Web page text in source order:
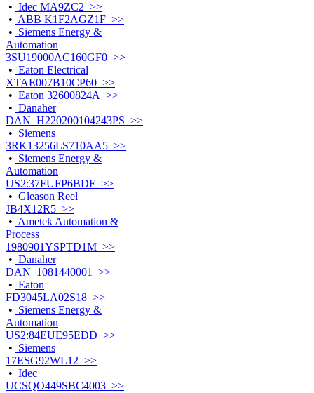
• Idec MA9ZC2 >>
• ABB K1F2AGZ1F >>
• Siemens Energy &
Automation
3SU19000AC160GF0 >>
• Eaton Electrical
XTAE007B10CP60 >>
• Eaton 32600824A >>
• Danaher
DAN_H220200104243PS >>
• Siemens
3RK13256LS710AA5 >>
• Siemens Energy &
Automation
US2:37FUFP6BDF >>
• Gleason Reel
JB4X12R5 >>
• Ametek Automation &
Process
1980901YSPTD1M >>
• Danaher
DAN_1081440001 >>
• Eaton
FD3045LA02S18 >>
• Siemens Energy &
Automation
US2:84EUE95EDD >>
• Siemens
17ESG92WL12 >>
• Idec
UCSQO449SBC4003 >>